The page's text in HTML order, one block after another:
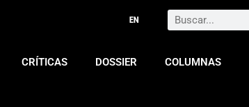
Search
CRÍTICAS DOSSIER COLUMNAS